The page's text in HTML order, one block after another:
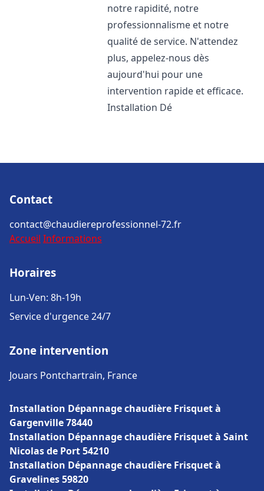
notre rapidité, notre
professionnalisme et notre
qualité de service. N'attendez
plus, appelez-nous dès
aujourd'hui pour une
intervention rapide et efficace.
Installation Dé
Contact
contact@chaudiereprofessionnel-72.fr
Accueil Informations
Horaires
Lun-Ven: 8h-19h
Service d'urgence 24/7
Zone intervention
Jouars Pontchartrain, France
Installation Dépannage chaudière Frisquet à
Gargenville 78440
Installation Dépannage chaudière Frisquet à Saint
Nicolas de Port 54210
Installation Dépannage chaudière Frisquet à
Gravelines 59820